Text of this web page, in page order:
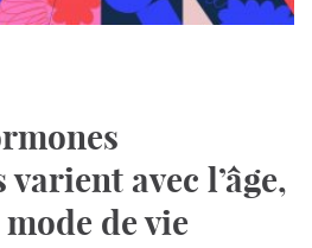
avec l’âge,
de vie